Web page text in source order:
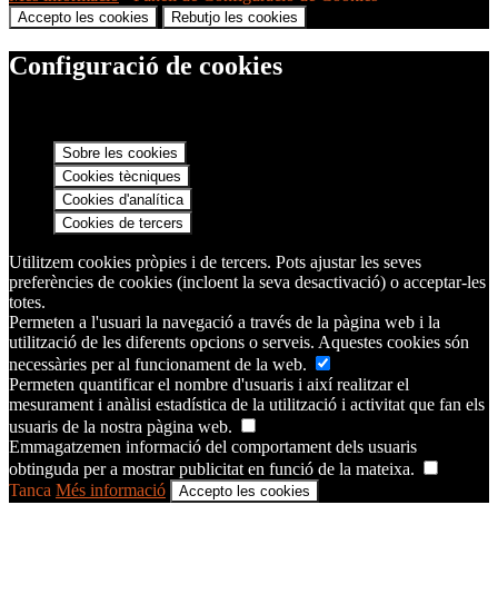
Accepto les cookies Rebutjo les cookies
Configuració de cookies
Sobre les cookies
Cookies tècniques
Cookies d'analítica
Cookies de tercers
Utilitzem cookies pròpies i de tercers. Pots ajustar les seves
preferències de cookies (incloent la seva desactivació) o acceptar-les
totes.
Permeten a l'usuari la navegació a través de la pàgina web i la
utilització de les diferents opcions o serveis. Aquestes cookies són
necessàries per al funcionament de la web.
Permeten quantificar el nombre d'usuaris i així realitzar el
mesurament i anàlisi estadística de la utilització i activitat que fan els
usuaris de la nostra pàgina web.
Emmagatzemen informació del comportament dels usuaris
obtinguda per a mostrar publicitat en funció de la mateixa.
Tanca Més informació Accepto les cookies